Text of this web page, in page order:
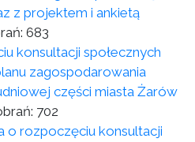
z projektem i ankietą
683
konsultacji społecznych
zagospodarowania
części miasta Żarów
702
o rozpoczęciu konsultacji